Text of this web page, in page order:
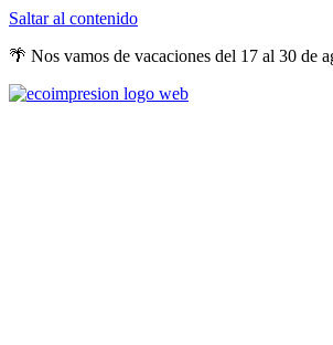
Saltar al contenido
🌴 Nos vamos de vacaciones del 17 al 30 de